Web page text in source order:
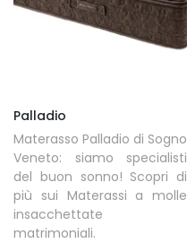
Palladio
Materasso Palladio di Sogno
Veneto: siamo specialisti
del buon sonno! Scopri di
più sui Materassi a molle
insacchettate
matrimoniali.